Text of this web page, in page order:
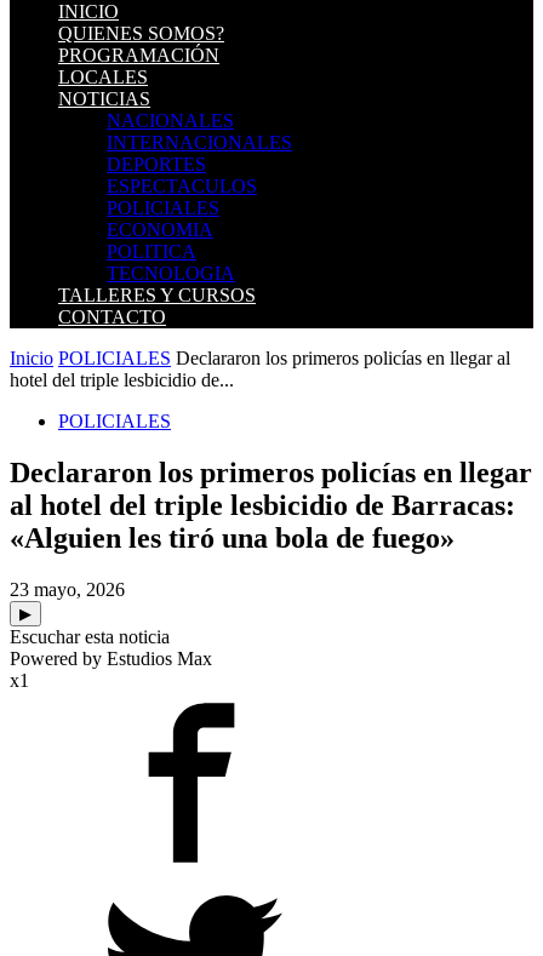
INICIO
QUIENES SOMOS?
PROGRAMACIÓN
LOCALES
NOTICIAS
NACIONALES
INTERNACIONALES
DEPORTES
ESPECTACULOS
POLICIALES
ECONOMIA
POLITICA
TECNOLOGIA
TALLERES Y CURSOS
CONTACTO
Inicio POLICIALES Declararon los primeros policías en llegar al
hotel del triple lesbicidio de...
POLICIALES
Declararon los primeros policías en llegar
al hotel del triple lesbicidio de Barracas:
«Alguien les tiró una bola de fuego»
23 mayo, 2026
▶
Escuchar esta noticia
Powered by Estudios Max
x1